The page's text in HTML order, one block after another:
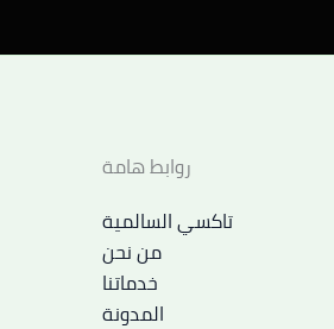
روابط هامة
تاكسي السالمية
من نحن
خدماتنا
المدونة